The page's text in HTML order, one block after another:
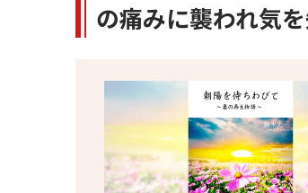
の痛みに襲われ気